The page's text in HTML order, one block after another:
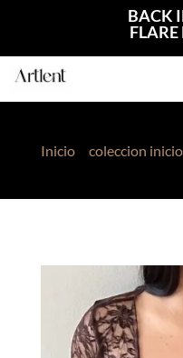
BACK
Inicio> coleccion inicio